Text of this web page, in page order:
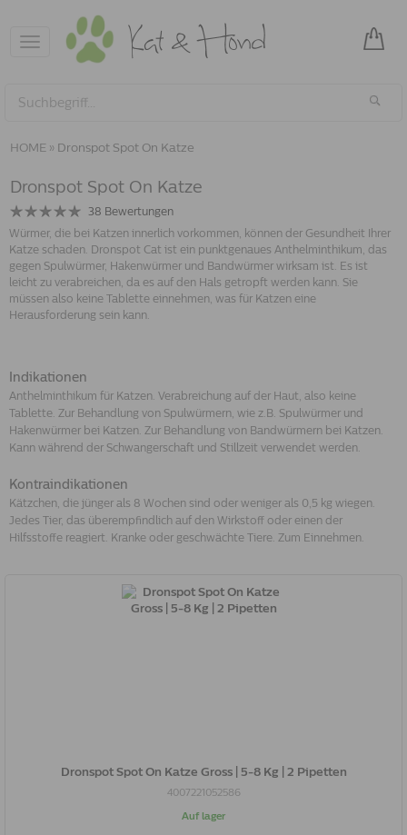
Toggle
navigation
HOME » Dronspot Spot On Katze
Dronspot Spot On Katze
38 Bewertungen
Würmer, die bei Katzen innerlich vorkommen, können der Gesundheit Ihrer
Katze schaden. Dronspot Cat ist ein punktgenaues Anthelminthikum, das
gegen Spulwürmer, Hakenwürmer und Bandwürmer wirksam ist. Es ist
leicht zu verabreichen, da es auf den Hals getropft werden kann. Sie
müssen also keine Tablette einnehmen, was für Katzen eine
Herausforderung sein kann.
Indikationen
Anthelminthikum für Katzen. Verabreichung auf der Haut, also keine
Tablette. Zur Behandlung von Spulwürmern, wie z.B. Spulwürmer und
Hakenwürmer bei Katzen. Zur Behandlung von Bandwürmern bei Katzen.
Kann während der Schwangerschaft und Stillzeit verwendet werden.
Kontraindikationen
Kätzchen, die jünger als 8 Wochen sind oder weniger als 0,5 kg wiegen.
Jedes Tier, das überempfindlich auf den Wirkstoff oder einen der
Hilfsstoffe reagiert. Kranke oder geschwächte Tiere. Zum Einnehmen.
Dronspot Spot On Katze Gross | 5-8 Kg | 2 Pipetten
4007221052586
Auf lager